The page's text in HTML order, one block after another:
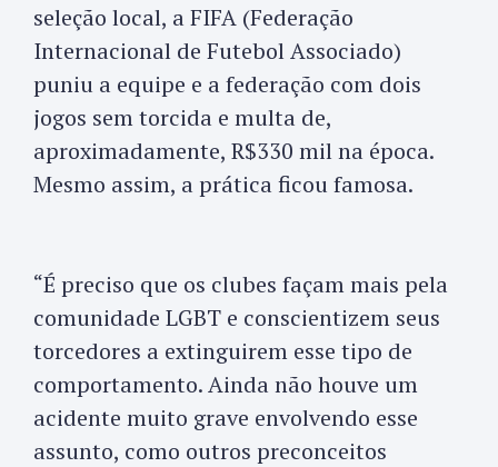
seleção local, a FIFA (Federação
Internacional de Futebol Associado)
puniu a equipe e a federação com dois
jogos sem torcida e multa de,
aproximadamente, R$330 mil na época.
Mesmo assim, a prática ficou famosa.
“É preciso que os clubes façam mais pela
comunidade LGBT e conscientizem seus
torcedores a extinguirem esse tipo de
comportamento. Ainda não houve um
acidente muito grave envolvendo esse
assunto, como outros preconceitos